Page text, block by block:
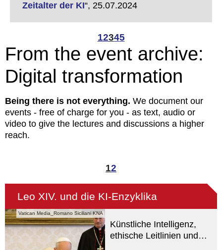
Zeitalter der KI“, 25.07.2024
12345
From the event archive:
Digital transformation
Being there is not everything. We document our
events - free of charge for you - as text, audio or
video to give the lectures and discussions a higher
reach.
12
Vatican Media_Romano Siciliani KNA
Leo XIV. und die KI-Enzyklika
Künstliche Intelligenz,
ethische Leitlinien und